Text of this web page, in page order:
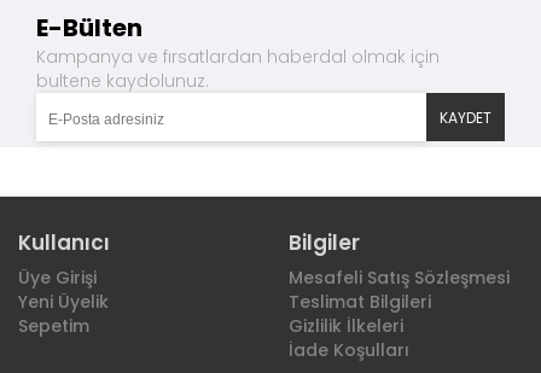
E-Bülten
Kampanya ve fırsatlardan haberdal olmak için
bultene kaydolunuz.
Kullanıcı
Üye Girişi
Yeni Üyelik
Sepetim
Bilgiler
Mesafeli Satış Sözleşmesi
Teslimat Bilgileri
Gizlilik İlkeleri
İade Koşulları